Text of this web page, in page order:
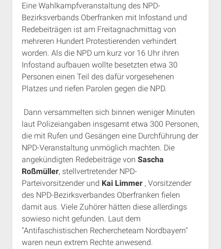
Termine
open
dropdown
menu
Antifaschistische Termine im Süden
Antifaschistische Termine in München
Rechte Termine im Süden
Rechte Termine München
Chronologie
Das Archiv
dropdown
menu
a.i.d.a. e. V. unterstützen
Über a.i.d.a.
RSS-Feeds, Twitter & Facebook
Kontakt & PGP-Key
Impressum
Eine Wahlkampfveranstaltung des NPD-
Bezirksverbands Oberfranken mit Infostand und
Redebeiträgen ist am Freitagnachmittag von
mehreren Hundert Protestierenden verhindert
worden. Als die NPD um kurz vor 16 Uhr ihren
Infostand aufbauen wollte besetzten etwa 30
Personen einen Teil des dafür vorgesehenen
Platzes und riefen Parolen gegen die NPD.
Dann versammelten sich binnen weniger Minuten
laut Polizeiangaben insgesamt etwa 300 Personen,
die mit Rufen und Gesängen eine Durchführung der
NPD-Veranstaltung unmöglich machten. Die
angekündigten Redebeiträge von Sascha
Roßmüller, stellvertretender NPD-
Parteivorsitzender und Kai Limmer, Vorsitzender
des NPD-Bezirksverbandes Oberfranken fielen
damit aus. Viele Zuhörer hätten diese allerdings
sowieso nicht gefunden. Laut dem
"Antifaschistischen Rechercheteam Nordbayern"
waren neun extrem Rechte anwesend.